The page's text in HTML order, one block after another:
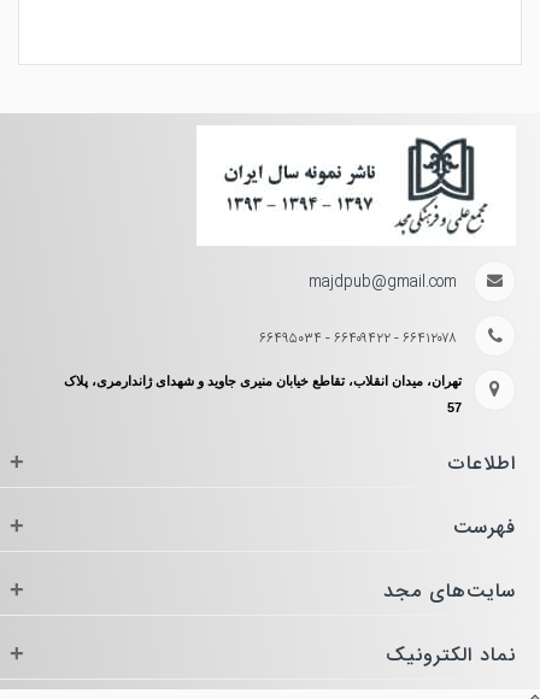
majdpub@gmail.com
۶۶۴۱۲۰۷۸ - ۶۶۴۰۹۴۲۲ - ۶۶۴۹۵۰۳۴
تهران، میدان انقلاب، تقاطع خیابان منیری جاوید و شهدای ژاندارمری، پلاک
57
اطلاعات +
فهرست +
سایت‌های مجد +
نماد الکترونیک +